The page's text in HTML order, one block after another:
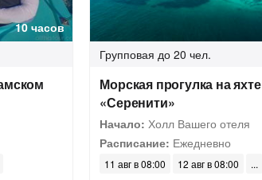
10 часов
Групповая до 20 чел.
Морская прогулка на яхте
«Серенити»
Начало: Холл Вашего отеля
Расписание: Ежедневно
11 авг в 08:00 12 авг в 08:00